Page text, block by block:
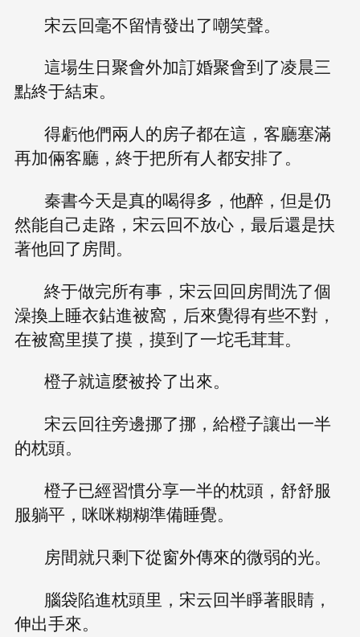
宋云回毫不留情發出了嘲笑聲。
這場生日聚會外加訂婚聚會到了凌晨三
點終于結束。
得虧他們兩人的房子都在這，客廳塞滿
再加倆客廳，終于把所有人都安排了。
秦書今天是真的喝得多，他醉，但是仍
然能自己走路，宋云回不放心，最后還是扶
著他回了房間。
終于做完所有事，宋云回回房間洗了個
澡換上睡衣鉆進被窩，后來覺得有些不對，
在被窩里摸了摸，摸到了一坨毛茸茸。
橙子就這麼被拎了出來。
宋云回往旁邊挪了挪，給橙子讓出一半
的枕頭。
橙子已經習慣分享一半的枕頭，舒舒服
服躺平，咪咪糊糊準備睡覺。
房間就只剩下從窗外傳來的微弱的光。
腦袋陷進枕頭里，宋云回半睜著眼睛，
伸出手來。